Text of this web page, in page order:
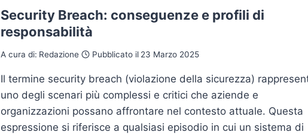
FRONTIERA
DELLA
DIFESA
Security Breach: conseguenze e profili di
responsabilità
A cura di: Redazione Pubblicato il 23 Marzo 2025
Il termine security breach (violazione della sicurezza)
uno degli scenari più complessi e critici che aziende e
organizzazioni possano affrontare nel contesto attuale. Questa
espressione si riferisce a qualsiasi episodio in cui un sistema di